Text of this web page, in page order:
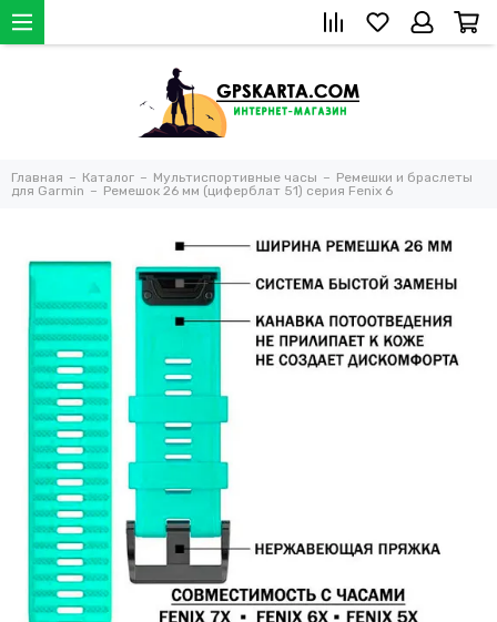
Главная Каталог Мультиспортивные часы
Ремешки и браслеты
для Garmin
Ремешок 26 мм (циферблат 51) серия Fenix 6